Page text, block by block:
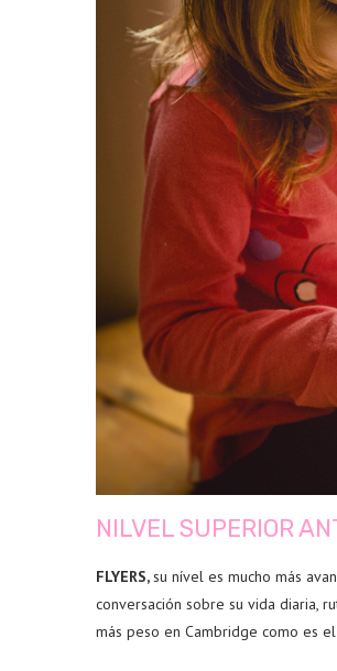
NILVEL SUPERIOR
FLYERS,su nível es mucho más
conversación sobre su vida diaria,
más peso en Cambridge como es